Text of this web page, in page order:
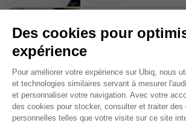
12
Dispo
Voir tout
Des cookies pour
expérience
Plateforme de Gestion
Pour améliorer votre expérience sur Ubiq, nous
et technologies similaires servant à mesurer
et personnaliser votre navigation. Avec votre
des cookies pour stocker, consulter et traiter des
personnelles telles que votre visite sur ce site